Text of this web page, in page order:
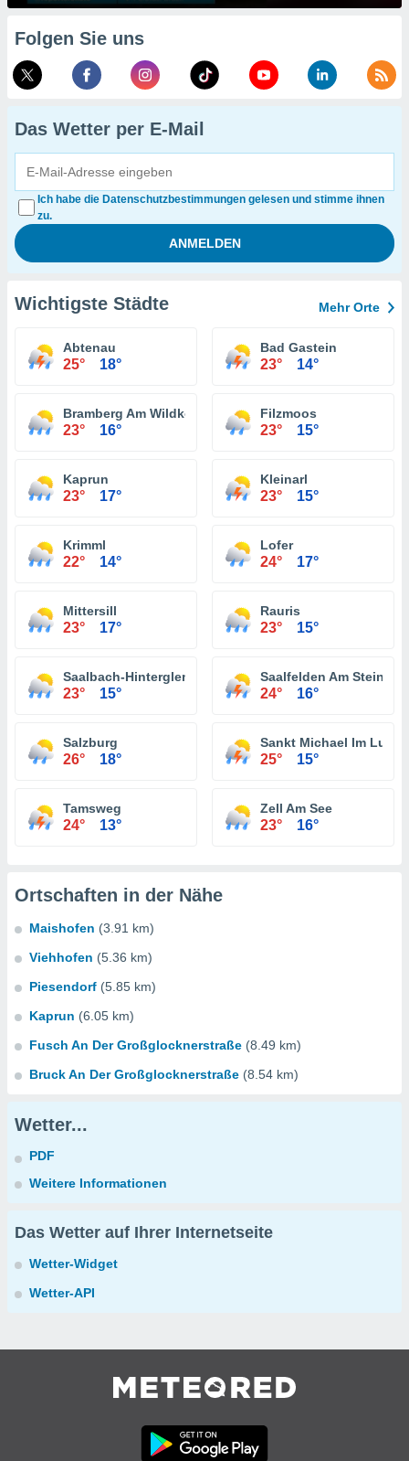
Folgen Sie uns
Das Wetter per E-Mail
Ich habe die Datenschutzbestimmungen gelesen und stimme ihnen
zu.
Wichtigste Städte Mehr Orte
Abtenau
25° 18°
Bad Gastein
23° 14°
Bramberg Am Wildkogel
23° 16°
Filzmoos
23° 15°
Kaprun
23° 17°
Kleinarl
23° 15°
Krimml
22° 14°
Lofer
24° 17°
Mittersill
23° 17°
Rauris
23° 15°
Saalbach-Hinterglemm
23° 15°
Saalfelden Am
24° 16°
Salzburg
26° 18°
Sankt Michael Im
25° 15°
Tamsweg
24° 13°
Zell Am See
23° 16°
Ortschaften in der Nähe
Maishofen (3.91 km)
Viehhofen (5.36 km)
Piesendorf (5.85 km)
Kaprun (6.05 km)
Fusch An Der Großglocknerstraße (8.49 km)
Bruck An Der Großglocknerstraße (8.54 km)
Wetter...
PDF
Weitere Informationen
Das Wetter auf Ihrer Internetseite
Wetter-Widget
Wetter-API